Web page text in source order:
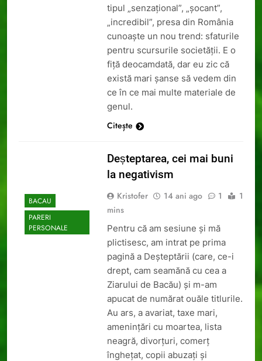
tipul „senzațional”, „șocant”,
„incredibil”, presa din România
cunoaște un nou trend: sfaturile
pentru scursurile societății. E o
fiță deocamdată, dar eu zic că
există mari șanse să vedem din
ce în ce mai multe materiale de
genul.
Citește
BACAU
PARERI
PERSONALE
Deșteptarea, cei mai buni
la negativism
Kristofer 14 ani ago 1
1
mins
Pentru că am sesiune și mă
plictisesc, am intrat pe prima
pagină a Deșteptării (care, ce-i
drept, cam seamănă cu cea a
Ziarului de Bacău) și m-am
apucat de numărat ouăle titlurile.
Au ars, a avariat, taxe mari,
amenințări cu moartea, lista
neagră, divorțuri, comerț
înghețat, copii abuzați și